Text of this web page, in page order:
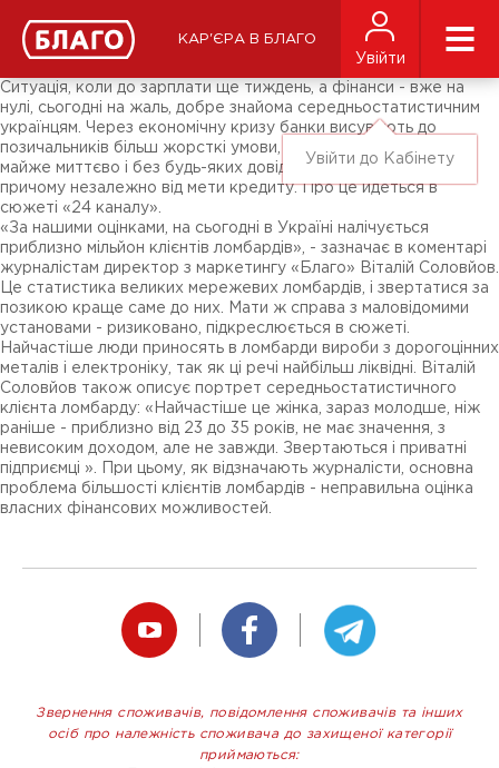
КАР'ЄРА В БЛАГО
Увійти
Увійти до Кабінету
ЗМІ про нас
Підписники соц-мереж
Ярмарки
Ситуація, коли до зарплати ще тиждень, а фінанси - вже на
нулі, сьогодні на жаль, добре знайома середньостатистичним
українцям. Через економічну кризу банки висувають до
позичальників більш жорсткі умови, в той час як ломбарди
майже миттєво і без будь-яких довідок видають позики,
причому незалежно від мети кредиту. Про це йдеться в
сюжеті «24 каналу».
«За нашими оцінками, на сьогодні в Україні налічується
приблизно мільйон клієнтів ломбардів», - зазначає в коментарі
журналістам директор з маркетингу «Благо» Віталій Соловйов.
Це статистика великих мережевих ломбардів, і звертатися за
позикою краще саме до них. Мати ж справа з маловідомими
установами - ризиковано, підкреслюється в сюжеті.
Найчастіше люди приносять в ломбарди вироби з дорогоцінних
металів і електроніку, так як ці речі найбільш ліквідні. Віталій
Соловйов також описує портрет середньостатистичного
клієнта ломбарду: «Найчастіше це жінка, зараз молодше, ніж
раніше - приблизно від 23 до 35 років, не має значення, з
невисоким доходом, але не завжди. Звертаються і приватні
підприємці ». При цьому, як відзначають журналісти, основна
проблема більшості клієнтів ломбардів - неправильна оцінка
власних фінансових можливостей.
Звернення споживачів, повідомлення споживачів та інших
осіб про належність споживача до захищеної категорії
приймаються: